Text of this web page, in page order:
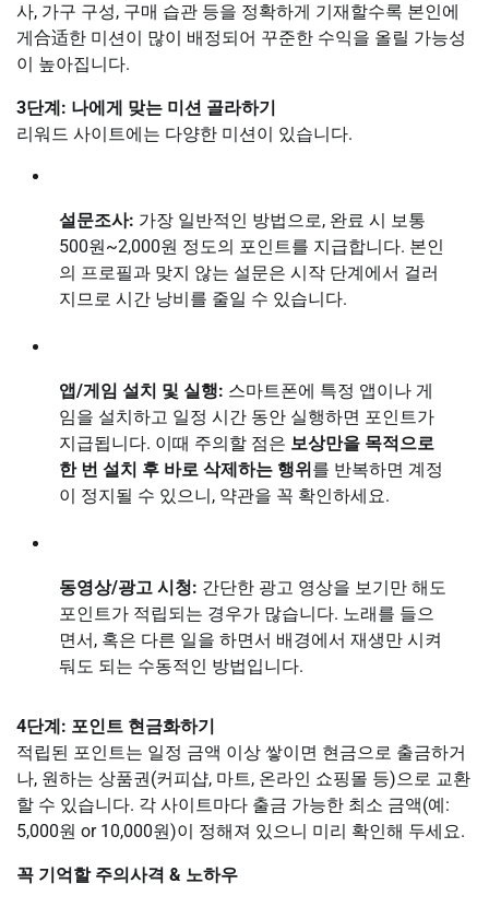
사, 가구 구성, 구매 습관 등을 정확하게 기재할수록 본인에
게合适한 미션이 많이 배정되어 꾸준한 수익을 올릴 가능성
이 높아집니다.
3단계: 나에게 맞는 미션 골라하기
리워드 사이트에는 다양한 미션이 있습니다.
설문조사: 가장 일반적인 방법으로, 완료 시 보통
500원~2,000원 정도의 포인트를 지급합니다. 본인
의 프로필과 맞지 않는 설문은 시작 단계에서 걸러
지므로 시간 낭비를 줄일 수 있습니다.
앱/게임 설치 및 실행: 스마트폰에 특정 앱이나 게
임을 설치하고 일정 시간 동안 실행하면 포인트가
지급됩니다. 이때 주의할 점은 보상만을 목적으로
한 번 설치 후 바로 삭제하는 행위를 반복하면 계정
이 정지될 수 있으니, 약관을 꼭 확인하세요.
동영상/광고 시청: 간단한 광고 영상을 보기만 해도
포인트가 적립되는 경우가 많습니다. 노래를 들으
면서, 혹은 다른 일을 하면서 배경에서 재생만 시켜
둬도 되는 수동적인 방법입니다.
4단계: 포인트 현금화하기
적립된 포인트는 일정 금액 이상 쌓이면 현금으로 출금하거
나, 원하는 상품권(커피샵, 마트, 온라인 쇼핑몰 등)으로 교환
할 수 있습니다. 각 사이트마다 출금 가능한 최소 금액(예:
5,000원 or 10,000원)이 정해져 있으니 미리 확인해 두세요.
꼭 기억할 주의사격 & 노하우